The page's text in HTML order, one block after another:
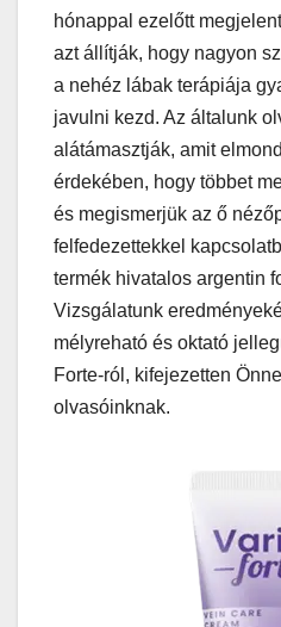
hónappal ezelőtt
azt állítják, hogy nagyon
a nehéz lábak terápiája
javulni kezd. Az általunk
alátámasztják, amit
érdekében, hogy többet
és megismerjük az ő
felfedezettekkel
termék hivatalos argentin
Vizsgálatunk
mélyreható és oktató
Forte-ról, kifejezetten
olvasóinknak.